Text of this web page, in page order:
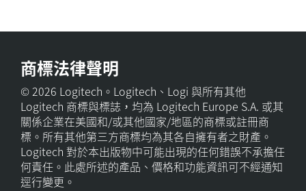
商標法律聲明
© 2026 Logitech。Logitech、Logi 與所有其他
Logitech 商標與標誌，均為 Logitech Europe S.A. 或其
關係企業在美國和/或其他國家/地區的商標或註冊商
標。所有其他第三方商標均為其各自擁有者之財產。
Logitech 對於本出版物中可能出現的任何錯誤不承擔任
何責任。此處所述的產品、價格和功能資訊可不經通知
逕行變更。